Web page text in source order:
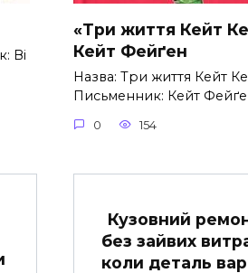
Ві
«Три життя Кейт
Кейт Фейґен
Назва: Три життя Кейт
Письменник: Кейт
0 154
Кузовний
без зайвих
коли деталь